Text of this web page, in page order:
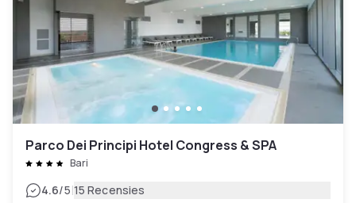
Parco Dei Principi Hotel Congress & SPA
Bari
4.6/5|15 Recensies